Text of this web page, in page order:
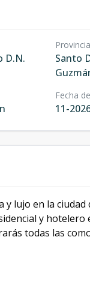
D.N.
Provincia
Santo
Fecha
11-
lujo en la
y
todas las